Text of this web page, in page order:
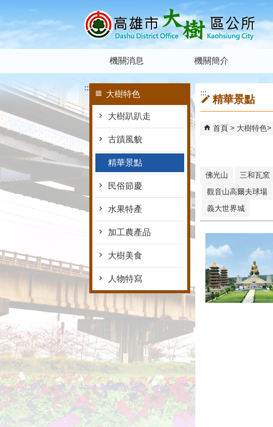
跳到主要內容區塊
機關消息 機關簡介
:::
大樹特色
大樹趴趴走
古蹟風貌
精華景點
民俗節慶
水果特產
加工農產品
大樹美食
人物特寫
:::
精華景點
首頁 大樹特色
佛光山 三和瓦窯
觀音山高爾夫球場
義大世界城